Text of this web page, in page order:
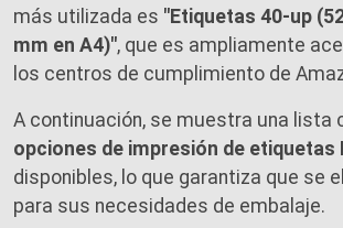
más utilizada es "Etiquetas 40-up
mm en A4)", que es ampliamente
los centros de cumplimiento de
A continuación, se muestra una lista
opciones de impresión de etiquetas
disponibles, lo que garantiza que se
para sus necesidades de embalaje.